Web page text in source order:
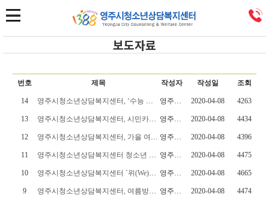
보도자료
번호 제목 작성자 작성일 조회
14 영주시청소년상담복지센터, ‘수능 이후’ 청소년 보호 활동 강화 영주시청소년상담복지센터 2020-04-08 4263
13 영주시청소년상담복지센터, 시민카운슬러 대학 수료식 개최 영주시청소년상담복지센터 2020-04-08 4434
12 영주시청소년상담복지센터, 가을 여행주간 맞아 다양한 활동 펼쳐 영주시청소년상담복지센터 2020-04-08 4396
11 영주시청소년상담복지센터 청소년 멘토 양성…영주 카운슬러대학 개강 영주시청소년상담복지센터 2020-04-08 4475
10 영주시청소년상담복지센터 `위(We)풍당당 캠프` 성료 영주시청소년상담복지센터 2020-04-08 4665
9 영주시청소년상담복지센터, 여름방학 대비 상담주간 운영 영주시청소년상담복지센터 2020-04-08 4474